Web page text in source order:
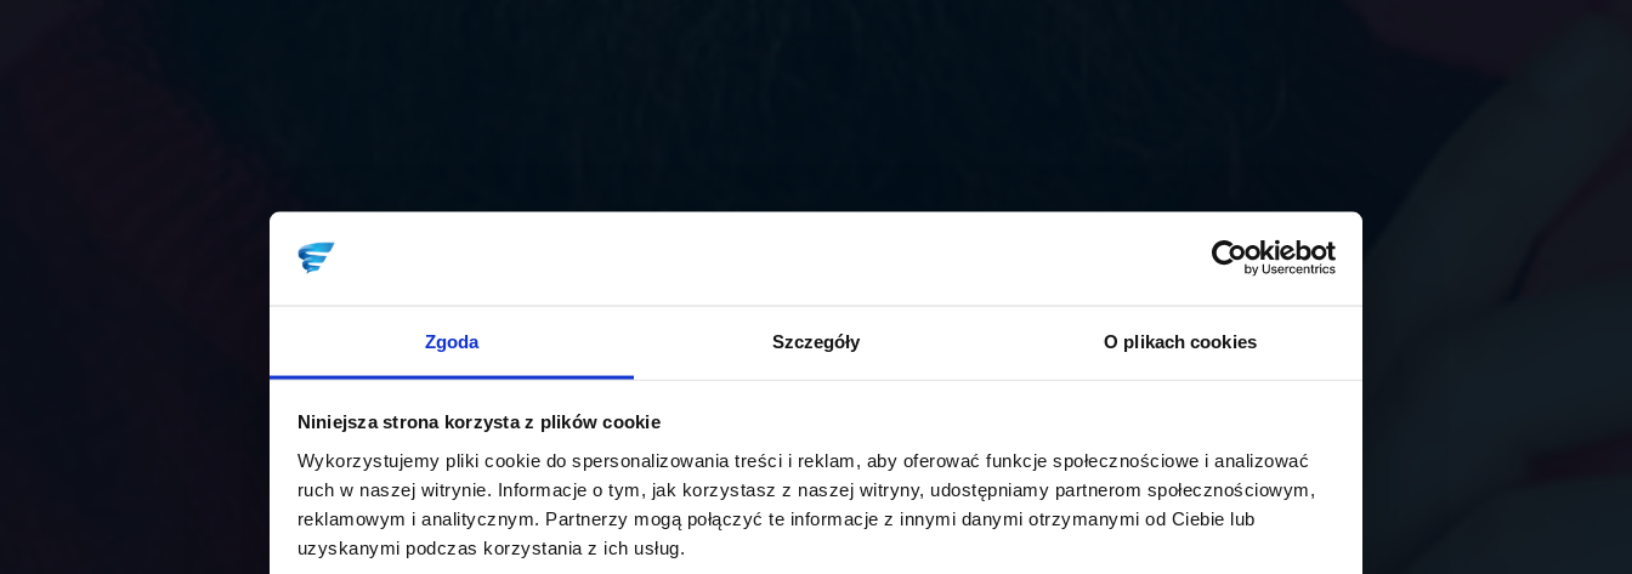
Zgoda Szczegóły O plikach cookies
Niniejsza strona korzysta z plików cookie
Wykorzystujemy pliki cookie do spersonalizowania treści i reklam, aby oferować funkcje społecznościowe i analizować
ruch w naszej witrynie. Informacje o tym, jak korzystasz z naszej witryny, udostępniamy partnerom społecznościowym,
reklamowym i analitycznym. Partnerzy mogą połączyć te informacje z innymi danymi otrzymanymi od Ciebie lub
uzyskanymi podczas korzystania z ich usług.